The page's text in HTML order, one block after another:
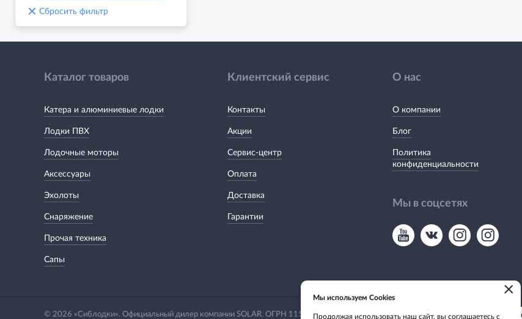
× Сбросить фильтр
Каталог товаров
Катера и алюминиевые лодки
Лодки ПВХ
Лодочные моторы
Аксессуары
Эхолоты
Снаряжение
Прочая техника
Сапы
Клиентский сервис
Контакты
Акции
Сервис-центр
Оплата
Доставка
Гарантии
О нас
О компании
Блог
Политика
конфиденциальности
Мы в соцсетях
© 2026 «Сиблодки». Официальный дилер компании SOLAR. ОГРН 1155476135649 Мы принимаем:
×
Мы используем Cookies
Продолжая использовать наш сайт, вы соглашаетесь с